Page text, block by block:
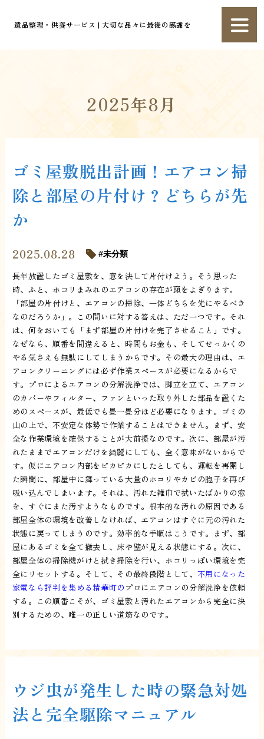
遺品整理・供養サービス | 大切な品々に最後の感謝を
2025年8月
ゴミ屋敷脱出計画！エアコン掃
除と部屋の片付け？どちらが先
か
2025.08.28 未分類
長年放置したゴミ屋敷を、意を決して片付けよう。そう思った
時、ふと、ホコリまみれのエアコンの存在が頭をよぎります。
「部屋の片付けと、エアコンの掃除、一体どちらを先にやるべき
なのだろうか」。この問いに対する答えは、ただ一つです。それ
は、何をおいても「まず部屋の片付けを完了させること」です。
なぜなら、順番を間違えると、時間もお金も、そしてせっかくの
やる気さえも無駄にしてしまうからです。その最大の理由は、エ
アコンクリーニングには必ず作業スペースが必要になるからで
す。プロによるエアコンの分解洗浄では、脚立を立て、エアコン
のカバーやフィルター、ファンといった取り外した部品を置くた
めのスペースが、最低でも畳一畳分ほど必要になります。ゴミの
山の上で、不安定な体勢で作業することはできません。まず、安
全な作業環境を確保することが大前提なのです。次に、部屋が汚
れたままでエアコンだけを綺麗にしても、全く意味がないからで
す。仮にエアコン内部をピカピカにしたとしても、運転を再開し
た瞬間に、部屋中に舞っている大量のホコリやカビの胞子を再び
吸い込んでしまいます。それは、汚れた雑巾で拭いたばかりの窓
を、すぐにまた汚すようなものです。根本的な汚れの原因である
部屋全体の環境を改善しなければ、エアコンはすぐに元の汚れた
状態に戻ってしまうのです。効率的な手順はこうです。まず、部
屋にあるゴミを全て撤去し、床や壁が見える状態にする。次に、
部屋全体の掃除機がけと拭き掃除を行い、ホコリっぽい環境を完
全にリセットする。そして、その最終段階として、 不用になった
家電なら評判を集める精華町の プロにエアコンの分解洗浄を依頼
する。この順番こそが、ゴミ屋敷と汚れたエアコンから完全に決
別するための、唯一の正しい道筋なのです。
ウジ虫が発生した時の緊急対処
法と完全駆除マニュアル